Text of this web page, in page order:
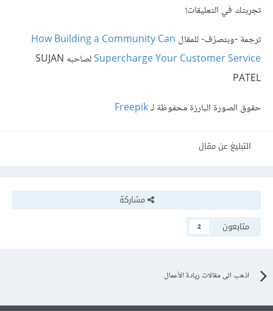
تجربتك في التعليقات!
ترجمة -وبتصرّف- للمقال How Building a Community Can
Supercharge Your Customer Service
لصاحبه SUJAN
PATEL
حقوق الصورة البارزة محفوظة لـFreepik
التبليغ عن مقال
مشاركة
متابعون
2
اذهب الى مقالات ريادة الأعمال